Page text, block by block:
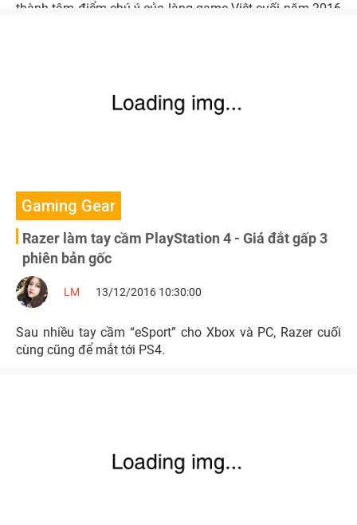
thành tâm điểm chú ý của làng game Việt cuối năm 2016
Gaming Gear
Razer làm tay cầm PlayStation 4 - Giá đắt gấp 3
phiên bản gốc
LM 13/12/2016 10:30:00
Sau nhiều tay cầm “eSport” cho Xbox và PC, Razer cuối
cùng cũng để mắt tới PS4.